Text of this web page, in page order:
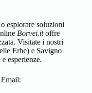
esplorare soluzioni
Borvei.itoffre
Visitate i nostri
Erbe) e Savigno
esperienze.